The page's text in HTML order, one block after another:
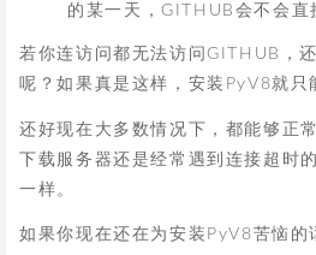
的某一天，GITHUB会不会直
若你连访问都无法访问GITHUB，
呢？如果真是这样，安装PyV8就只
还好现在大多数情况下，都能够正
下载服务器还是经常遇到连接超时
一样。
如果你现在还在为安装PyV8苦恼的